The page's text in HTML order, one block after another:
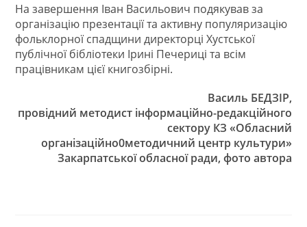
На завершення Іван Васильович подякував за
організацію презентації та активну популяризацію
фольклорної спадщини директорці Хустської
публічної бібліотеки Ірині Печериці та всім
працівникам цієї книгозбірні.
Василь БЕДЗІР,
провідний методист інформаційно-редакційного
сектору КЗ «Обласний
організаційно0методичний центр культури»
Закарпатської обласної ради, фото автора